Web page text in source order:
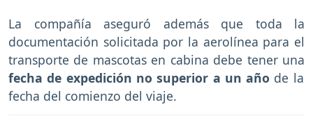
La compañía aseguró además que toda la
documentación solicitada por la aerolínea para el
transporte de mascotas en cabina debe tener una
fecha de expedición no superior a un año de la
fecha del comienzo del viaje.